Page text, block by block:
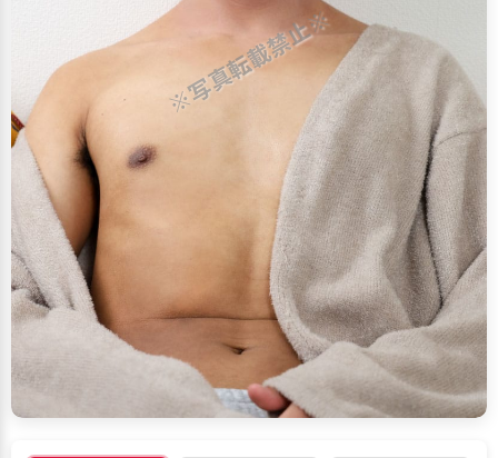
※写真転載禁止※